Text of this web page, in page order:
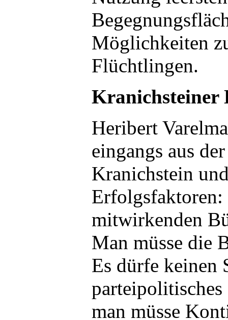
Möglichkeiten
Flüchtlingen.
Kranichsteiner
Heribert
eingangs aus
Kranichstein
Erfolgsfaktoren:
mitwirkenden
Man müsse die
Es dürfe keinen
parteipolitisches
man müsse